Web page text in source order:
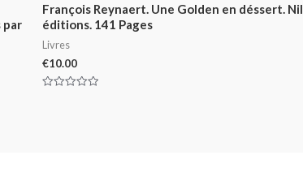
par
François Reynaert. Une Golden en déssert. Nil
éditions. 141 Pages
Livres
€10.00